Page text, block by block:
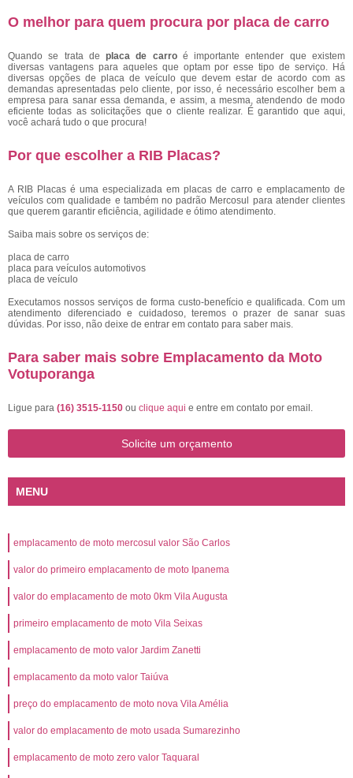
O melhor para quem procura por placa de carro
Quando se trata deplaca de carroé importante entender que existem
diversas vantagens para aqueles que optam por esse tipo de serviço. Há
diversas opções de placa de veículo que devem estar de acordo com as
demandas apresentadas pelo cliente, por isso, é necessário escolher bem a
empresa para sanar essa demanda, e assim, a mesma, atendendo de modo
eficiente todas as solicitações que o cliente realizar. É garantido que aqui,
você achará tudo o que procura!
Por que escolher a RIB Placas?
A RIB Placas é uma especializada em placas de carro e emplacamento de
veículos com qualidade e também no padrão Mercosul para atender clientes
que querem garantir eficiência, agilidade e ótimo atendimento.
Saiba mais sobre os serviços de:
placa de carro
placa para veículos automotivos
placa de veículo
Executamos nossos serviços de forma custo-benefício e qualificada. Com um
atendimento diferenciado e cuidadoso, teremos o prazer de sanar suas
dúvidas. Por isso, não deixe de entrar em contato para saber mais.
Para saber mais sobre Emplacamento da Moto
Votuporanga
Ligue para (16) 3515-1150 ou clique aqui e entre em contato por email.
Solicite um orçamento
MENU
emplacamento de moto mercosul valor São Carlos
valor do primeiro emplacamento de moto Ipanema
valor do emplacamento de moto 0km Vila Augusta
primeiro emplacamento de moto Vila Seixas
emplacamento de moto valor Jardim Zanetti
emplacamento da moto valor Taiúva
preço do emplacamento de moto nova Vila Amélia
valor do emplacamento de moto usada Sumarezinho
emplacamento de moto zero valor Taquaral